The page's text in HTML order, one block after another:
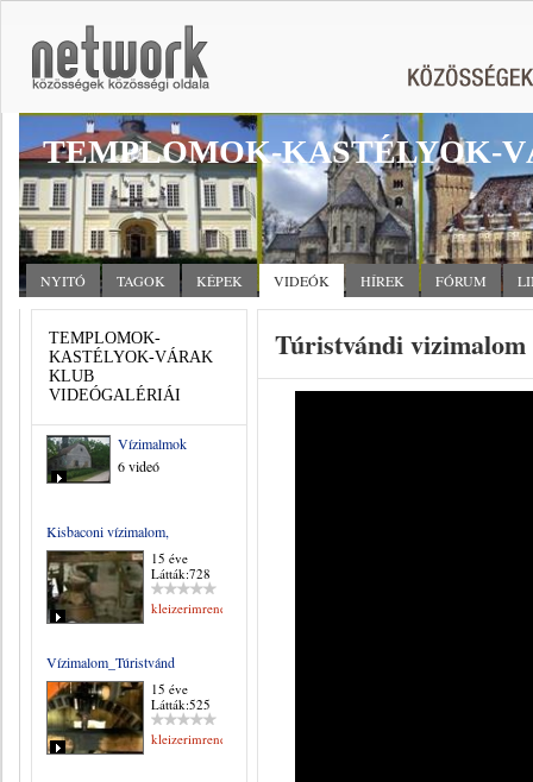
TEMPLOMOK-KASTÉLYOK-
NYITÓ TAGOK KÉPEK VIDEÓK HÍREK FÓRUM
TEMPLOMOK-
KASTÉLYOK-VÁRAK
KLUB
VIDEÓGALÉRIÁI
Vízimalmok
6 videó
Kisbaconi vízimalom,
15 éve
Látták:728
kleizerimrene
Vízimalom_Túristvánd
15 éve
Látták:525
kleizerimrene
Túristvándi vizimalom